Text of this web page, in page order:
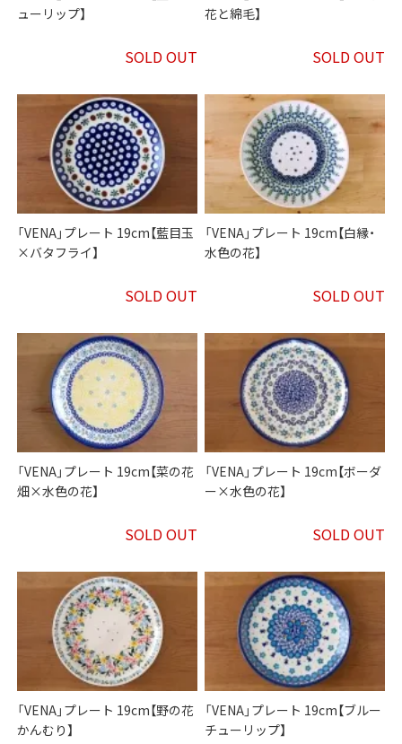
ューリップ】
SOLD OUT
花と綿毛】
SOLD OUT
「VENA」プレート 19cm【藍目玉
×バタフライ】
SOLD OUT
「VENA」プレート 19cm【白縁・
水色の花】
SOLD OUT
「VENA」プレート 19cm【菜の花
畑×水色の花】
SOLD OUT
「VENA」プレート 19cm【ボーダ
ー×水色の花】
SOLD OUT
「VENA」プレート 19cm【野の花
かんむり】
「VENA」プレート 19cm【ブルー
チューリップ】